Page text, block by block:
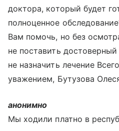
доктора, который будет
полноценное
Вам помочь, но без
не поставить
не назначить лечение
уважением, Бутузова
анонимно
Мы ходили платно в